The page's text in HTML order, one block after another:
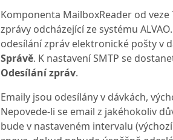
Komponenta MailboxReader od
zprávy odcházející ze systému
odesílání zpráv elektronické pošty v
Správě. K nastavení SMTP se
Odesílání zpráv.
Emaily jsou odesílány v dávkách,
Nepovede-li se email z jakéhokoliv
bude v nastaveném intervalu